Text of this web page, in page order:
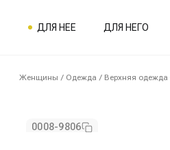
ДЛЯ НЕЕ ДЛЯ НЕГО
Женщины / Одежда / Верхняя одежда
0008-9806